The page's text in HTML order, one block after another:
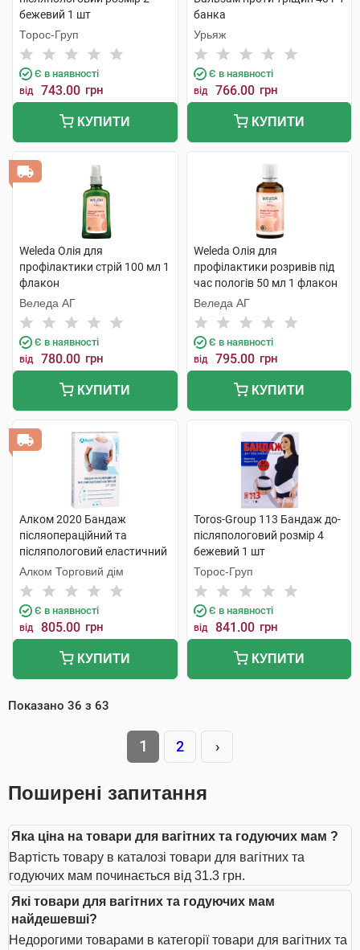
бежевий 1 шт
Торос-Груп
Є в наявності
від 743.00 грн
КУПИТИ
банка
Урьяж
Є в наявності
від 766.00 грн
КУПИТИ
Weleda Олія для
профілактики стрій 100 мл 1
флакон
Веледа АГ
Є в наявності
від 780.00 грн
КУПИТИ
Weleda Олія для
профілактики розривів під
час пологів 50 мл 1 флакон
Веледа АГ
Є в наявності
від 795.00 грн
КУПИТИ
Алком 2020 Бандаж
післяопераційний та
післяпологовий еластичний
розмір 7 1 шт
Алком Торговий дім
Є в наявності
від 805.00 грн
КУПИТИ
Toros-Group 113 Бандаж до-
післяпологовий розмір 4
бежевий 1 шт
Торос-Груп
Є в наявності
від 841.00 грн
КУПИТИ
Показано 36 з 63
1 2 ›
Поширені запитання
Яка ціна на товари для вагітних та годуючих мам ?
Вартість товару в каталозі товари для вагітних та
годуючих мам починається від 31.3 грн.
Які товари для вагітних та годуючих мам
найдешевші?
Недорогими товарами в категорії товари для вагітних та